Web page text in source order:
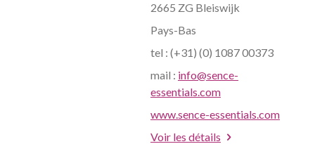
2665 ZG Bleiswijk
Pays-Bas
tel : (+31) (0) 1087 00373
mail : info@sence-
essentials.com
www.sence-essentials.com
Voir les détails